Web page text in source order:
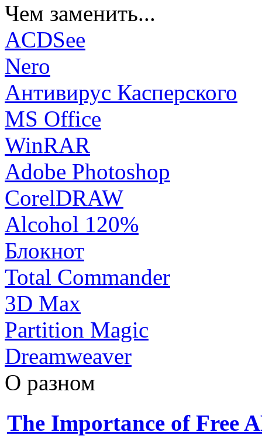
Чем заменить...
ACDSee
Nero
Антивирус Касперского
MS Office
WinRAR
Adobe Photoshop
CorelDRAW
Alcohol 120%
Блокнот
Total Commander
3D Max
Partition Magic
Dreamweaver
О разном
The Importance of Free